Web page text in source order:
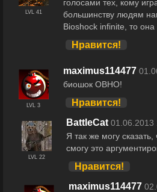
LVL 41
голосами тех, кому
большинству людям
Bioshock infinite, то она
Нравится!
LVL 3
maximus114477
биошок ОВНО!
Нравится!
LVL 22
BattleCat 01.06.2013
Я так же могу
смогу это
Нравится!
maximus114477